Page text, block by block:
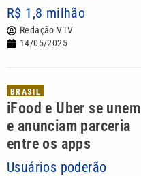
R$ 1,8 milhão
Redação VTV
14/05/2025
BRASIL
iFood e Uber se unem
e anunciam parceria
entre os apps
Usuários poderão